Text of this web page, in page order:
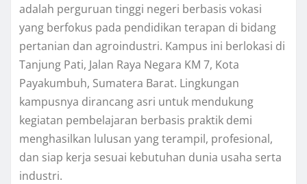
adalah perguruan tinggi negeri berbasis vokasi
yang berfokus pada pendidikan terapan di bidang
pertanian dan agroindustri. Kampus ini berlokasi di
Tanjung Pati, Jalan Raya Negara KM 7, Kota
Payakumbuh, Sumatera Barat. Lingkungan
kampusnya dirancang asri untuk mendukung
kegiatan pembelajaran berbasis praktik demi
menghasilkan lulusan yang terampil, profesional,
dan siap kerja sesuai kebutuhan dunia usaha serta
industri.